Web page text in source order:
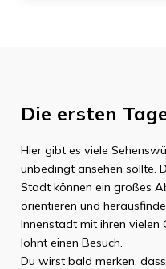
Die ersten
Hier gibt es viele
unbedingt ansehen sollte.
Stadt können ein großes
orientieren und
Innenstadt mit ihren vielen
lohnt einen Besuch.
Du wirst bald merken,